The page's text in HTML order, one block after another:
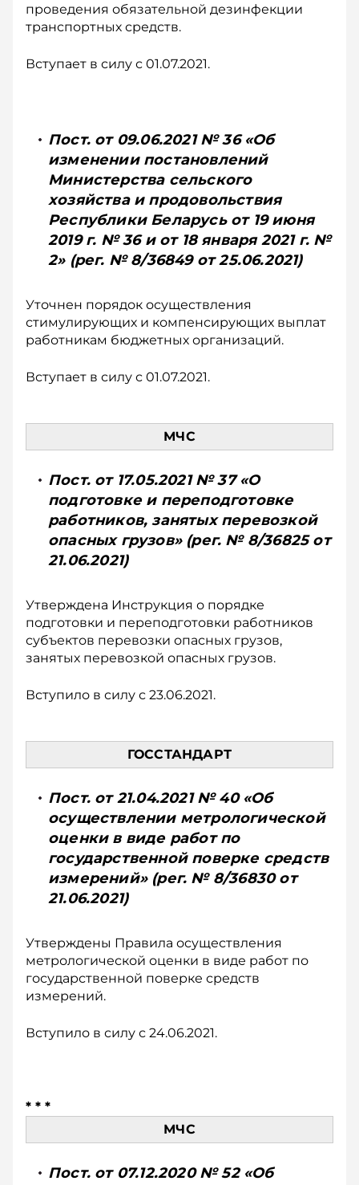
проведения обязательной дезинфекции
транспортных средств.
Вступает в силу с 01.07.2021.
Пост. от 09.06.2021 № 36 «Об
изменении постановлений
Министерства сельского
хозяйства и продовольствия
Республики Беларусь от 19 июня
2019 г. № 36 и от 18 января 2021 г. №
2» (рег. № 8/36849 от 25.06.2021)
Уточнен порядок осуществления
стимулирующих и компенсирующих выплат
работникам бюджетных организаций.
Вступает в силу с 01.07.2021.
МЧС
Пост. от 17.05.2021 № 37 «О
подготовке и переподготовке
работников, занятых перевозкой
опасных грузов» (рег. № 8/36825 от
21.06.2021)
Утверждена Инструкция о порядке
подготовки и переподготовки работников
субъектов перевозки опасных грузов,
занятых перевозкой опасных грузов.
Вступило в силу с 23.06.2021.
ГОССТАНДАРТ
Пост. от 21.04.2021 № 40 «Об
осуществлении метрологической
оценки в виде работ по
государственной поверке средств
измерений» (рег. № 8/36830 от
21.06.2021)
Утверждены Правила осуществления
метрологической оценки в виде работ по
государственной поверке средств
измерений.
Вступило в силу с 24.06.2021.
* * *
МЧС
Пост. от 07.12.2020 № 52 «Об